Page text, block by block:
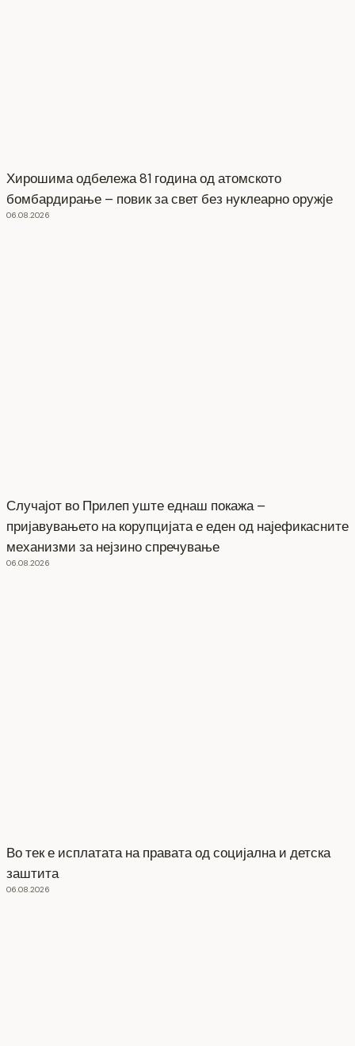
Хирошима одбележа 81 година од атомското
бомбардирање – повик за свет без нуклеарно оружје
06.08.2026
Случајот во Прилеп уште еднаш покажа –
пријавувањето на корупцијата е еден од најефикасните
механизми за нејзино спречување
06.08.2026
Во тек е исплатата на правата од социјална и детска
заштита
06.08.2026